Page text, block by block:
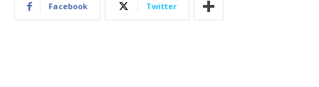
Facebook Twitter